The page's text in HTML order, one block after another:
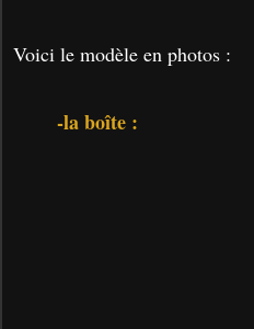
Voici le modèle en photos :
-la boîte :